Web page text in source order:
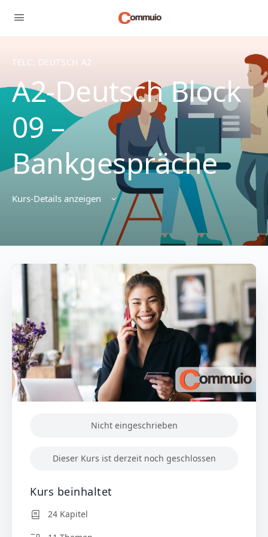
TELC: DEUTSCH A2
A2-Deutsch Block
09 –
Bankgespräche
Kurs-Details anzeigen
Nicht eingeschrieben
Dieser Kurs ist derzeit noch geschlossen
Kurs beinhaltet
24 Kapitel